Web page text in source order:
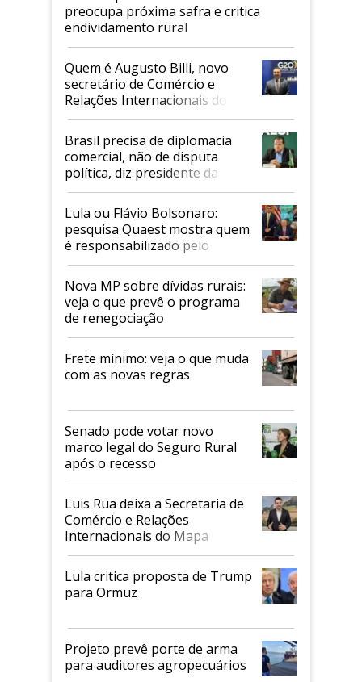
preocupa próxima safra e critica
endividamento rural
Quem é Augusto Billi, novo
secretário de Comércio e
Relações Internacionais do
Mapa
Brasil precisa de diplomacia
comercial, não de disputa
política, diz presidente da
Faesp
Lula ou Flávio Bolsonaro:
pesquisa Quaest mostra quem
é responsabilizado pelo
tarifaço dos EUA
Nova MP sobre dívidas rurais:
veja o que prevê o programa
de renegociação
Frete mínimo: veja o que muda
com as novas regras
Senado pode votar novo
marco legal do Seguro Rural
após o recesso
Luis Rua deixa a Secretaria de
Comércio e Relações
Internacionais do Mapa
Lula critica proposta de Trump
para Ormuz
Projeto prevê porte de arma
para auditores agropecuários